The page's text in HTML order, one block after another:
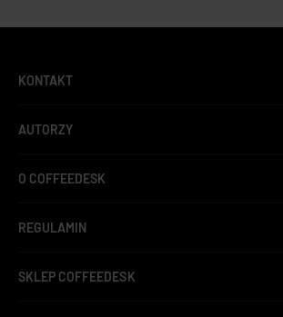
KONTAKT
AUTORZY
O COFFEEDESK
REGULAMIN
SKLEP COFFEEDESK